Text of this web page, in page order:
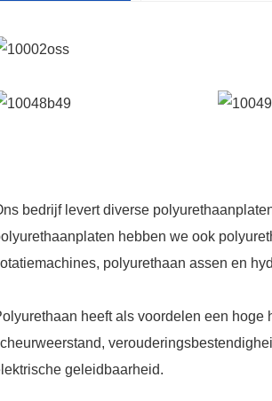
bedrijf levert diverse
hebben we ook
polyurethaan assen en
heeft als voordelen een
geleidbaarheid.
GET IN
WITH
US